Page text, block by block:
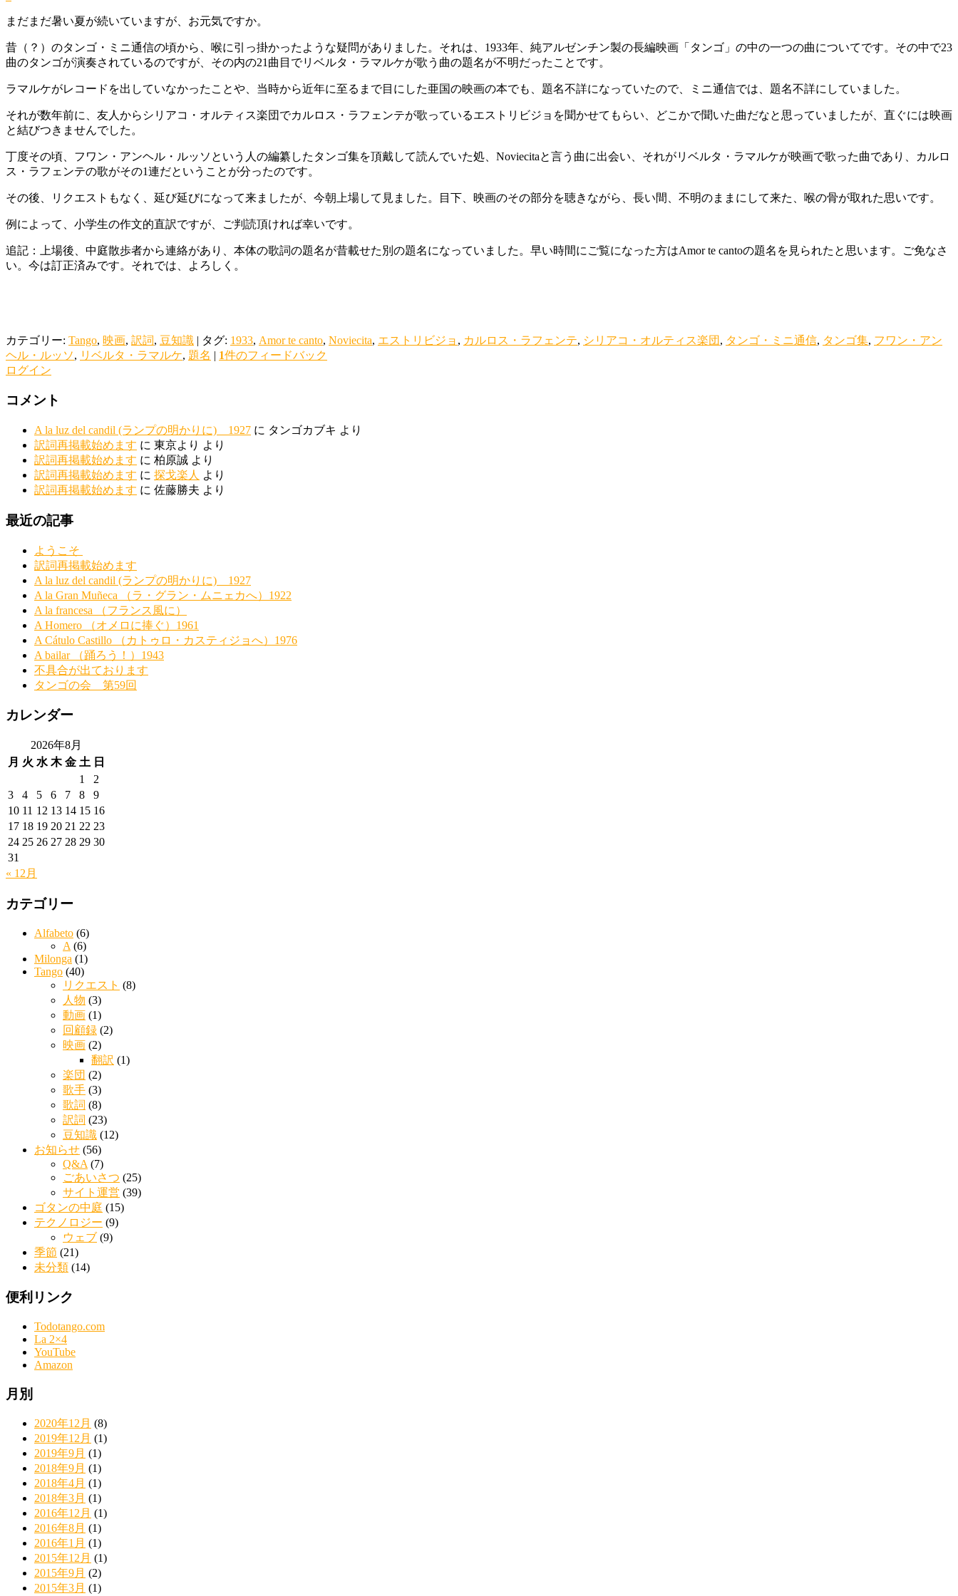
まだまだ暑い夏が続いていますが、お元気ですか。
昔（？）のタンゴ・ミニ通信の頃から、喉に引っ掛かったような疑問がありました。それは、1933年、純アルゼンチン製の長編映画「タンゴ」の中の一つの曲についてです。その中で23
曲のタンゴが演奏されているのですが、その内の21曲目でリベルタ・ラマルケが歌う曲の題名が不明だったことです。
ラマルケがレコードを出していなかったことや、当時から近年に至るまで目にした亜国の映画の本でも、題名不詳になっていたので、ミニ通信では、題名不詳にしていました。
それが数年前に、友人からシリアコ・オルティス楽団でカルロス・ラフェンテが歌っているエストリビジョを聞かせてもらい、どこかで聞いた曲だなと思っていましたが、直ぐには映画
と結びつきませんでした。
丁度その頃、フワン・アンヘル・ルッソという人の編纂したタンゴ集を頂戴して読んでいた処、Noviecitaと言う曲に出会い、それがリベルタ・ラマルケが映画で歌った曲であり、カルロ
ス・ラフェンテの歌がその1連だということが分ったのです。
その後、リクエストもなく、延び延びになって来ましたが、今朝上場して見ました。目下、映画のその部分を聴きながら、長い間、不明のままにして来た、喉の骨が取れた思いです。
例によって、小学生の作文的直訳ですが、ご判読頂ければ幸いです。
追記：上場後、中庭散歩者から連絡があり、本体の歌詞の題名が昔載せた別の題名になっていました。早い時間にご覧になった方はAmor te cantoの題名を見られたと思います。ご免なさ
い。今は訂正済みです。それでは、よろしく。
カテゴリー: Tango, 映画, 訳詞, 豆知識 | タグ: 1933, Amor te canto, Noviecita, エストリビジョ , カルロス・ラフェンテ, シリアコ・オルティス楽団 , タンゴ・ミニ通信, タンゴ集, フワン・アン
ヘル・ルッソ, リベルタ・ラマルケ, 題名 | 1件のフィードバック
ログイン
コメント
A la luz del candil (ランプの明かりに) 1927 に タンゴカブキ より
訳詞再掲載始めます に 東京より より
訳詞再掲載始めます に 柏原誠 より
訳詞再掲載始めます に 探戈楽人 より
訳詞再掲載始めます に 佐藤勝夫 より
最近の記事
ようこそ
訳詞再掲載始めます
A la luz del candil (ランプの明かりに) 1927
A la Gran Muñeca （ラ・グラン・ムニェカへ）1922
A la francesa （フランス風に）
A Homero （オメロに捧ぐ）1961
A Cátulo Castillo （カトゥロ・カスティジョへ）1976
A bailar （踊ろう！）1943
不具合が出ております
タンゴの会 第59回
カレンダー
2026年8月
月 火 水 木 金 土 日
1
2
3
4 5 6 7 8
9
10 11 12 13 14 15 16
17 18 19 20 21 22 23
24 25 26 27 28 29 30
31
« 12月
カテゴリー
Alfabeto (6)
A (6)
Milonga (1)
Tango (40)
リクエスト (8)
人物 (3)
動画 (1)
回顧録 (2)
映画 (2)
翻訳 (1)
楽団 (2)
歌手 (3)
歌詞 (8)
訳詞 (23)
豆知識 (12)
お知らせ (56)
Q&A (7)
ごあいさつ (25)
サイト運営 (39)
ゴタンの中庭 (15)
テクノロジー (9)
ウェブ (9)
季節 (21)
未分類 (14)
便利リンク
Todotango.com
La 2×4
YouTube
Amazon
月別
2020年12月 (8)
2019年12月 (1)
2019年9月 (1)
2018年9月 (1)
2018年4月 (1)
2018年3月 (1)
2016年12月 (1)
2016年8月 (1)
2016年1月 (1)
2015年12月 (1)
2015年9月 (2)
2015年3月 (1)